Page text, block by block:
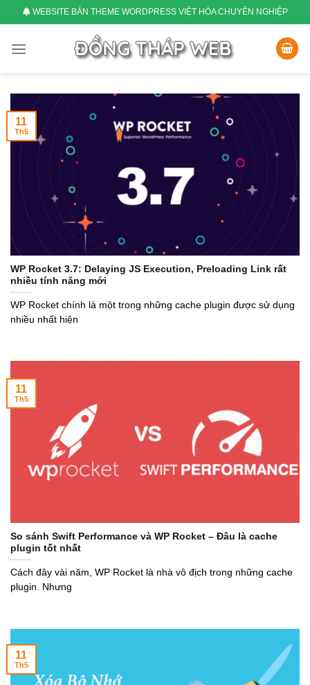
to
content
WEBSITE BÁN THEME WORDPRESS VIỆT HÓA CHUYÊN NGHIỆP
WP Rocket 3.7: Delaying JS Execution, Preloading Link rất
nhiều tính năng mới
WP Rocket chính là một trong những cache plugin được sử dụng
nhiều nhất hiện
11
Th5
So sánh Swift Performance và WP Rocket – Đâu là cache
plugin tốt nhất
Cách đây vài năm, WP Rocket là nhà vô địch trong những cache
plugin. Nhưng
11
Th5
11
Th5